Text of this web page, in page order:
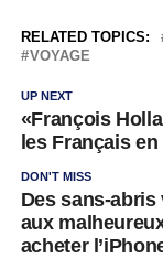
RELATED TOPICS:
VOYAGE
UP NEXT
«François
les Français en
DON'T MISS
Des sans-
aux
acheter